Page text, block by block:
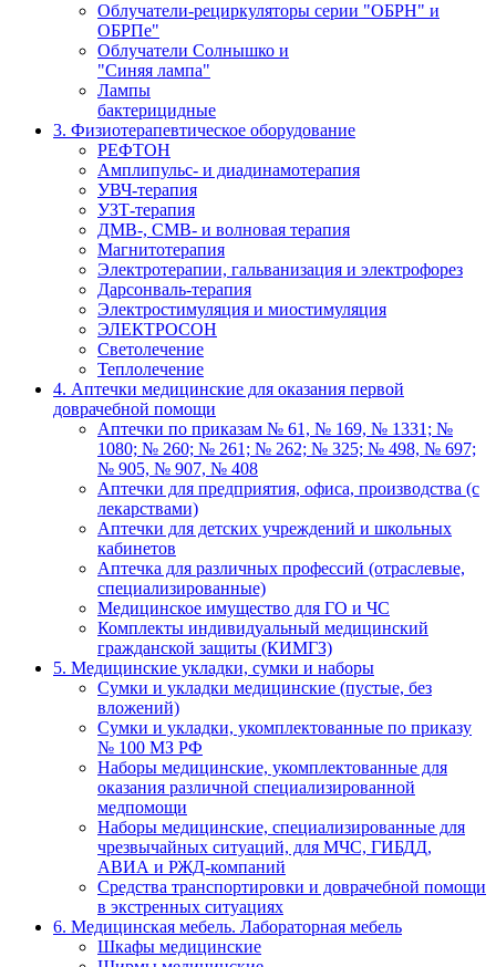
Облучатели-рециркуляторы серии "ОБРН" и
ОБРПе"
Облучатели Солнышко и
"Синяя лампа"
Лампы
бактерицидные
3. Физиотерапевтическое оборудование
РЕФТОН
Амплипульс- и диадинамотерапия
УВЧ-терапия
УЗТ-терапия
ДМВ-, СМВ- и волновая терапия
Магнитотерапия
Электротерапии, гальванизация и электрофорез
Дарсонваль-терапия
Электростимуляция и миостимуляция
ЭЛЕКТРОСОН
Светолечение
Теплолечение
4. Аптечки медицинские для оказания первой
доврачебной помощи
Аптечки по приказам № 61, № 169, № 1331; №
1080; № 260; № 261; № 262; № 325; № 498, № 697;
№ 905, № 907, № 408
Аптечки для предприятия, офиса, производства (с
лекарствами)
Аптечки для детских учреждений и школьных
кабинетов
Аптечка для различных профессий (отраслевые,
специализированные)
Медицинское имущество для ГО и ЧС
Комплекты индивидуальный медицинский
гражданской защиты (КИМГЗ)
5. Медицинские укладки, сумки и наборы
Сумки и укладки медицинские (пустые, без
вложений)
Сумки и укладки, укомплектованные по приказу
№ 100 МЗ РФ
Наборы медицинские, укомплектованные для
оказания различной специализированной
медпомощи
Наборы медицинские, специализированные для
чрезвычайных ситуаций, для МЧС, ГИБДД,
АВИА и РЖД-компаний
Средства транспортировки и доврачебной помощи
в экстренных ситуациях
6. Медицинская мебель. Лабораторная мебель
Шкафы медицинские